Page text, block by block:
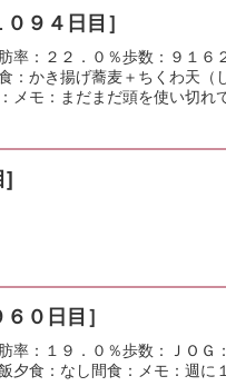
９４日目］
率：２２．０％歩数：９１６
かき揚げ蕎麦＋ちくわ天（
メモ：まだまだ頭を使い切
]
０日目］
率：１９．０％歩数：ＪＯＧ
夕食：なし間食：メモ：週に